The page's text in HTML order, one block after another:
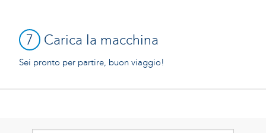
7 Carica la macchina
Sei pronto per partire, buon viaggio!